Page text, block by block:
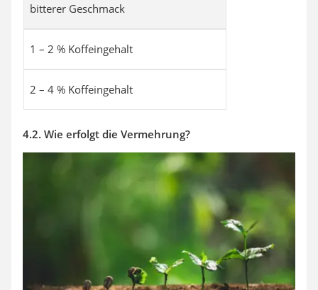
bitterer Geschmack
1 – 2 % Koffeingehalt
2 – 4 % Koffeingehalt
4.2. Wie erfolgt die Vermehrung?